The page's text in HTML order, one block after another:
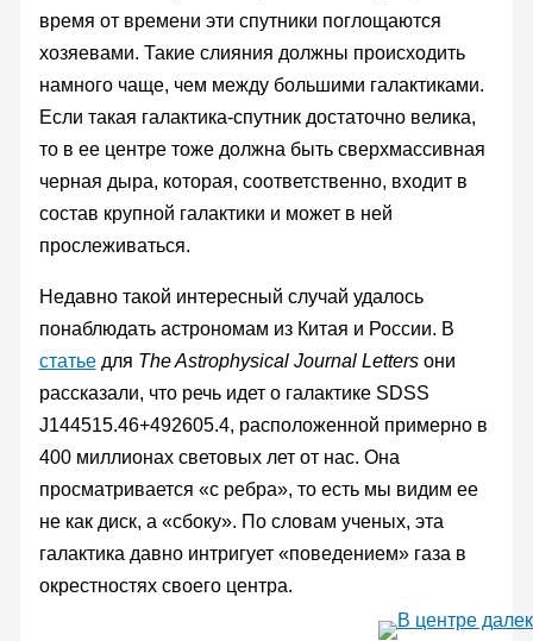
время от времени эти спутники поглощаются
хозяевами. Такие слияния должны происходить
намного чаще, чем между большими галактиками.
Если такая галактика-спутник достаточно велика,
то в ее центре тоже должна быть сверхмассивная
черная дыра, которая, соответственно, входит в
состав крупной галактики и может в ней
прослеживаться.
Недавно такой интересный случай удалось
понаблюдать астрономам из Китая и России. В
статьедля The Astrophysical Journal Lettersони
рассказали, что речь идет о галактике SDSS
J144515.46+492605.4, расположенной примерно в
400 миллионах световых лет от нас. Она
просматривается «с ребра», то есть мы видим ее
не как диск, а «сбоку». По словам ученых, эта
галактика давно интригует «поведением» газа в
окрестностях своего центра.